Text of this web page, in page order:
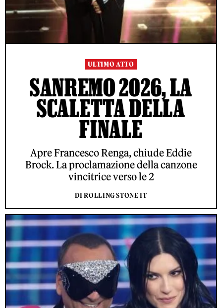
ULTIMO ATTO
SANREMO 2026, LA
SCALETTA DELLA
FINALE
Apre Francesco Renga, chiude Eddie
Brock. La proclamazione della canzone
vincitrice verso le 2
DI ROLLING STONE IT